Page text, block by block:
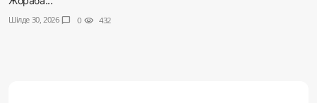
Шілде 30, 2026 chat_bubble 0 visibility 432